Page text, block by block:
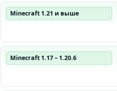
Minecraft 1.21 и выше
Minecraft 1.17 – 1.20.6